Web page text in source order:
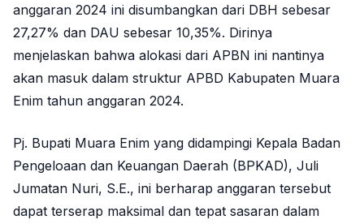
anggaran 2024 ini disumbangkan dari DBH sebesar
27,27% dan DAU sebesar 10,35%. Dirinya
menjelaskan bahwa alokasi dari APBN ini nantinya
akan masuk dalam struktur APBD Kabupaten Muara
Enim tahun anggaran 2024.
Pj. Bupati Muara Enim yang didampingi Kepala Badan
Pengeloaan dan Keuangan Daerah (BPKAD), Juli
Jumatan Nuri, S.E., ini berharap anggaran tersebut
dapat terserap maksimal dan tepat sasaran dalam